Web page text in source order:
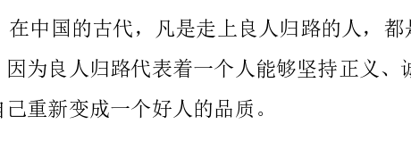
如今，世界上依然有很多人在以玩忽职守、犯罪、腐败等方式走